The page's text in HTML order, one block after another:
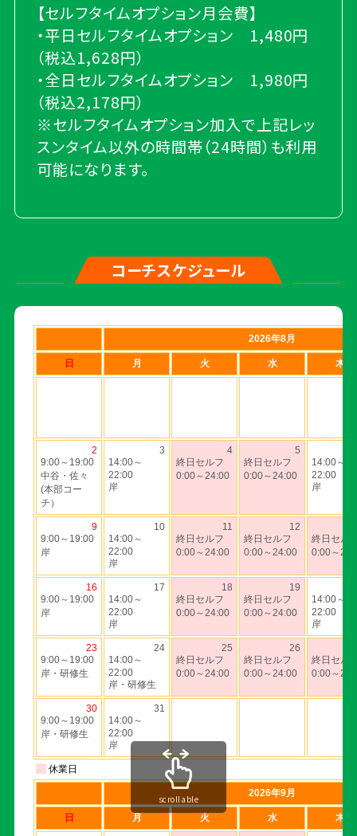
【セルフタイムオプション月会費】
・平日セルフタイムオプション 1,480円
（税込1,628円）
・全日セルフタイムオプション 1,980円
（税込2,178円）
※セルフタイムオプション加入で上記レッ
スンタイム以外の時間帯（24時間）も利用
可能になります。
コーチスケジュール
scrollable